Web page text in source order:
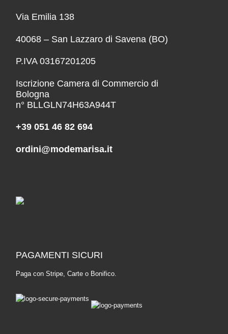
Via Emilia 138
40068 – San Lazzaro di Savena (BO)
P.IVA 03167201205
Iscrizione Camera di Commercio di
Bologna
n° BLLGLN74H63A944T
+39 051 46 82 694
ordini@modemarisa.it
PAGAMENTI SICURI
Paga con Stripe, Carte o Bonifico.